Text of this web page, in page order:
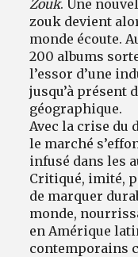
Zouk. Une
zouk devient
monde écoute.
200 albums
l’essor d’une
jusqu’à présent
géographique.
Avec la crise du
le marché
infusé dans les
Critiqué, imité,
de marquer
monde,
en Amérique
contemporains